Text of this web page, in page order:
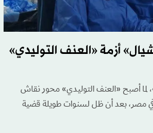
أزمة «العنف التوليدي»
لما أصبح «العنف التوليدي» محور نقاش
في مصر، بعد أن ظل لسنوات طويلة قضية